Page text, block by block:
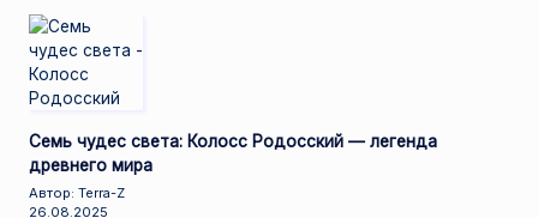
Семь чудес света: Колосс Родосский — легенда
древнего мира
Автор: Terra-Z
26.08.2025